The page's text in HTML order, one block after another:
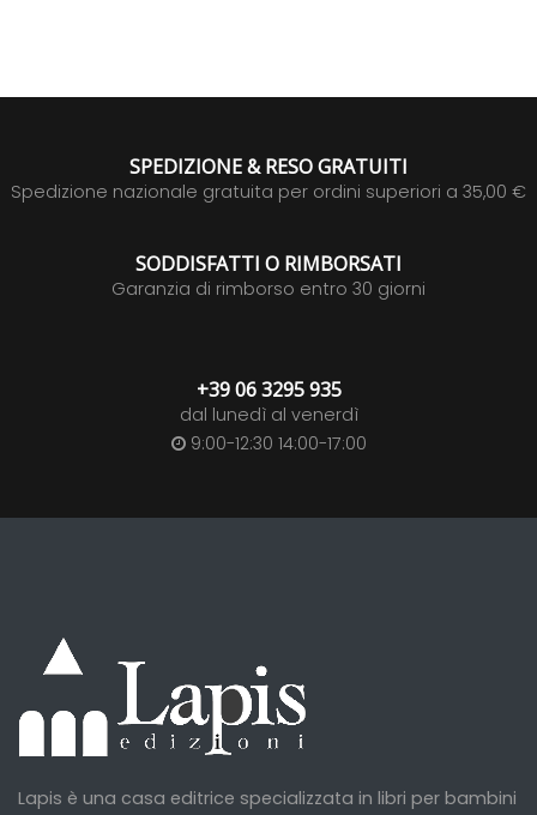
SPEDIZIONE & RESO GRATUITI
Spedizione nazionale gratuita per ordini superiori a 35,00 €
SODDISFATTI O RIMBORSATI
Garanzia di rimborso entro 30 giorni
+39 06 3295 935
dal lunedì al venerdì
9:00-12:30 14:00-17:00
Lapis è una casa editrice specializzata in libri per bambini